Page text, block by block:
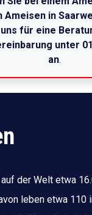
Ameisen in
für eine
unter
an.
der Welt etwa
leben etwa 110